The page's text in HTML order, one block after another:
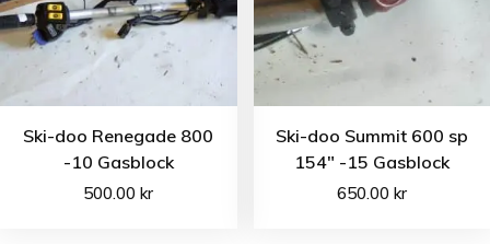
Ski-doo Renegade 800
-10 Gasblock
500.00kr
Ski-doo Summit 600 sp
154″ -15 Gasblock
650.00 kr